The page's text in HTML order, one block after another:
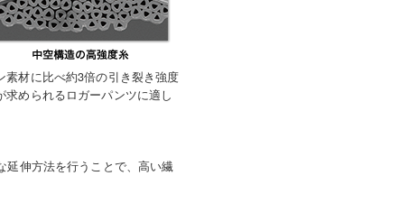
材に比べ約3倍の引き裂き強度
められるロガーパンツに適し
延伸方法を行うことで、高い繊